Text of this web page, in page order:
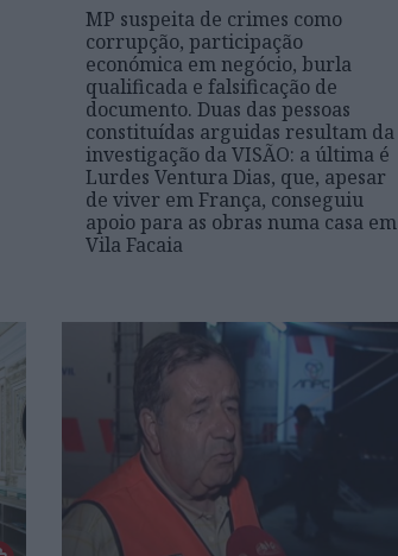
MP suspeita de crimes como
corrupção, participação
económica em negócio, burla
qualificada e falsificação de
documento. Duas das pessoas
constituídas arguidas resultam da
investigação da VISÃO: a última é
Lurdes Ventura Dias, que, apesar
de viver em França, conseguiu
apoio para as obras numa casa em
Vila Facaia